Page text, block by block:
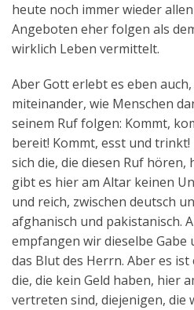
heute noch immer wieder
Angeboten eher folgen als
wirklich Leben vermittelt.
Aber Gott erlebt es eben
miteinander, wie Menschen
seinem Ruf folgen: Kommt,
bereit! Kommt, esst und
sich die, die diesen Ruf hören,
gibt es hier am Altar keinen
und reich, zwischen deutsch
afghanisch und pakistanisch.
empfangen wir dieselbe Gabe
das Blut des Herrn. Aber es
die, die kein Geld haben, hier
vertreten sind, diejenigen, die